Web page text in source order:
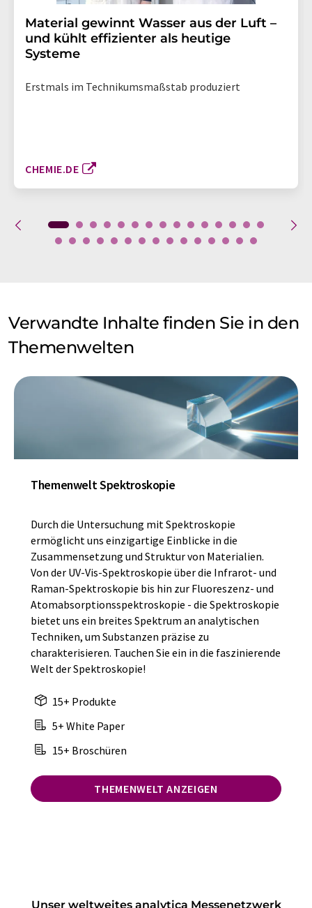
Material gewinnt Wasser aus der Luft –
und kühlt effizienter als heutige
Systeme
Erstmals im Technikumsmaßstab produziert
CHEMIE.DE
Verwandte Inhalte finden Sie in den
Themenwelten
Themenwelt Spektroskopie
Durch die Untersuchung mit Spektroskopie
ermöglicht uns einzigartige Einblicke in die
Zusammensetzung und Struktur von Materialien.
Von der UV-Vis-Spektroskopie über die Infrarot- und
Raman-Spektroskopie bis hin zur Fluoreszenz- und
Atomabsorptionsspektroskopie - die Spektroskopie
bietet uns ein breites Spektrum an analytischen
Techniken, um Substanzen präzise zu
charakterisieren. Tauchen Sie ein in die faszinierende
Welt der Spektroskopie!
15+ Produkte
5+ White Paper
15+ Broschüren
THEMENWELT ANZEIGEN
Unser weltweites analytica Messenetzwerk